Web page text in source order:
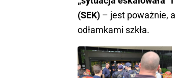
(SEK) – jest poważnie,
odłamkami szkła.